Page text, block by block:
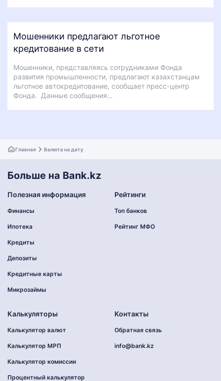
Мошенники предлагают льготное
кредитование в сети
Мошенники, представляясь сотрудниками Фонда
развития промышленности, предлагают казахстанцам
льготное автокредитование, сообщает пресс-центр
Фонда. Данные сообщения…
Главная Валюта на дату
Больше на Bank.kz
Полезная информация
Финансы
Ипотека
Кредиты
Депозиты
Кредитные карты
Микрозаймы
Рейтинги
Топ банков
Рейтинг МФО
Калькуляторы
Калькулятор валют
Калькулятор МРП
Калькулятор комиссии
Процентный калькулятор
Контакты
Обратная связь
info@bank.kz